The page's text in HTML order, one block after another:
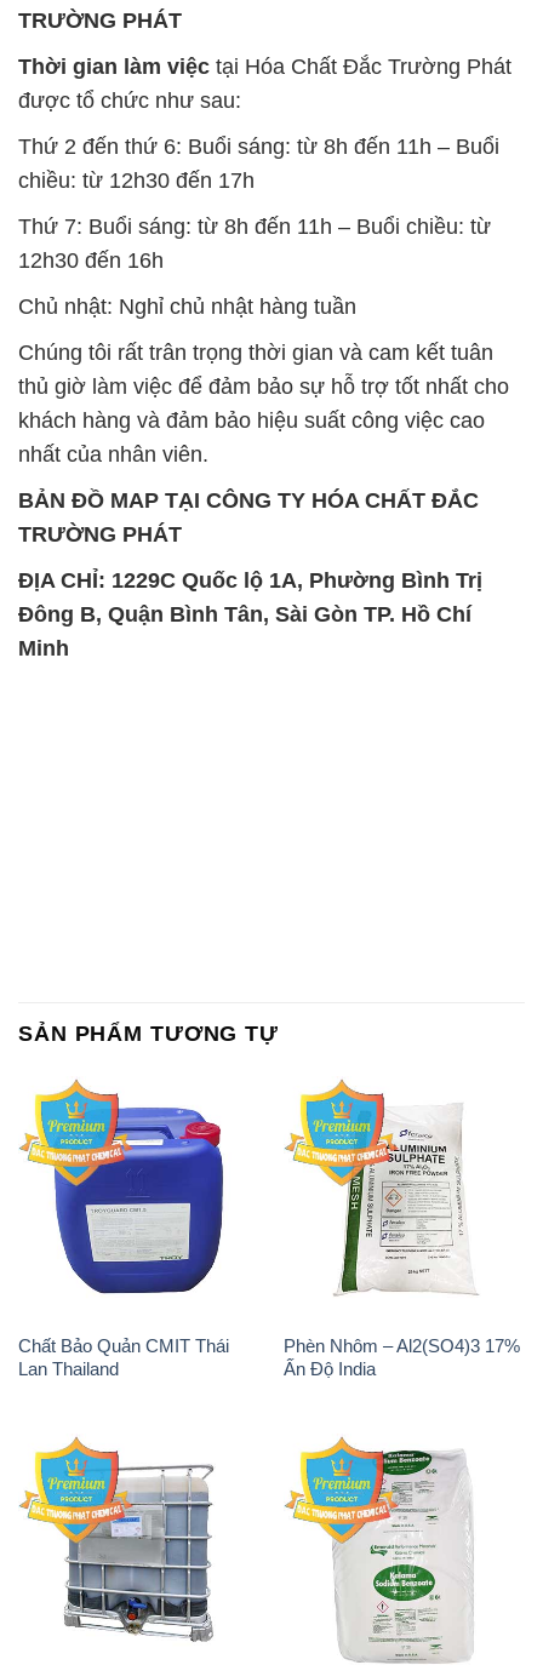
TRƯỜNG PHÁT
Thời gian làm việc tại Hóa Chất Đắc Trường Phát
được tổ chức như sau:
Thứ 2 đến thứ 6: Buổi sáng: từ 8h đến 11h – Buổi
chiều: từ 12h30 đến 17h
Thứ 7: Buổi sáng: từ 8h đến 11h – Buổi chiều: từ
12h30 đến 16h
Chủ nhật: Nghỉ chủ nhật hàng tuần
Chúng tôi rất trân trọng thời gian và cam kết tuân
thủ giờ làm việc để đảm bảo sự hỗ trợ tốt nhất cho
khách hàng và đảm bảo hiệu suất công việc cao
nhất của nhân viên.
BẢN ĐỒ MAP TẠI CÔNG TY HÓA CHẤT ĐẮC
TRƯỜNG PHÁT
ĐỊA CHỈ: 1229C Quốc lộ 1A, Phường Bình Trị
Đông B, Quận Bình Tân, Sài Gòn TP. Hồ Chí
Minh
SẢN PHẨM TƯƠNG TỰ
Chất Bảo Quản CMIT Thái
Lan Thailand
Phèn Nhôm – Al2(SO4)3 17%
Ấn Độ India